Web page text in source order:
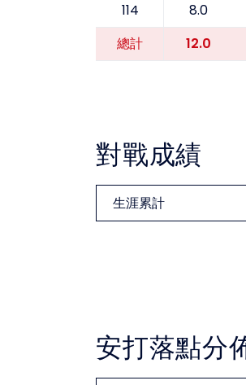
114
8.0
總計 12.0
對戰成績
安打落點分